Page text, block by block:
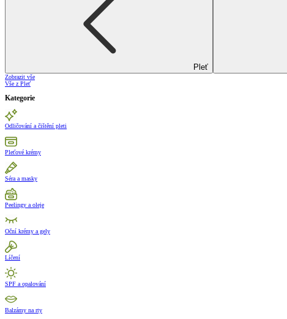
Pleť
Zobrazit vše
Vše z Pleť
Kategorie
Odličování a čištění pleti
Pleťové krémy
Séra a masky
Peelingy a oleje
Oční krémy a gely
Líčení
SPF a opalování
Balzámy na rty